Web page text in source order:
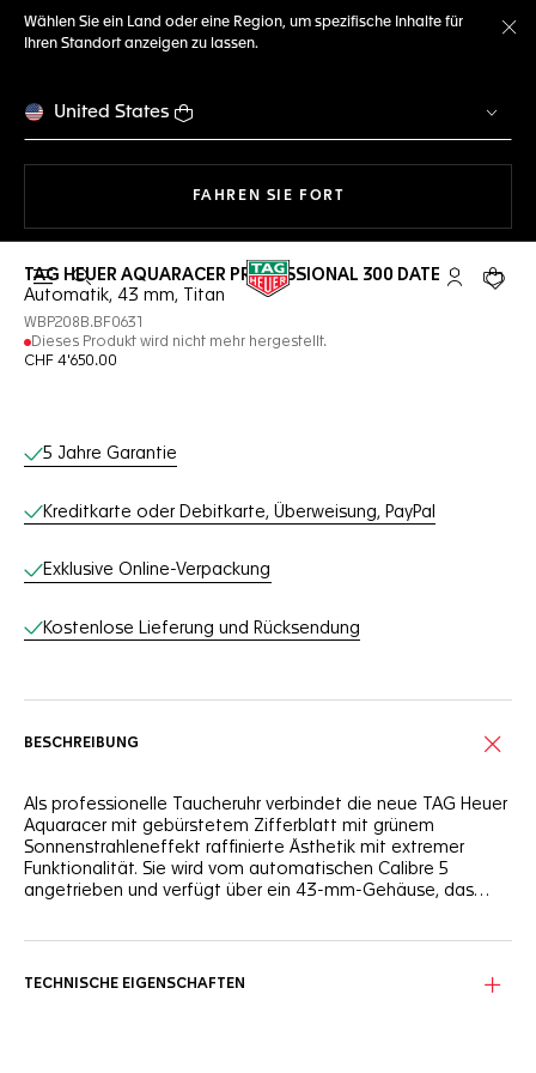
Wählen Sie ein Land oder eine Region, um spezifische Inhalte für
Ihren Standort anzeigen zu lassen.
United States
FAHREN SIE FORTMIT DER NAVIGATION
Suche öffnen My TAG
Ihr
TAG HEUER AQUARACER PROFESSIONAL 300 DATE
Automatik, 43 mm, Titan
WBP208B.BF0631
Dieses Produkt wird nicht mehr hergestellt.
CHF 4'650.00
Online-Services
5 Jahre Garantie
Kreditkarte oder Debitkarte, Überweisung, PayPal
Exklusive Online-Verpackung
Kostenlose Lieferung und Rücksendung
BESCHREIBUNG
Als professionelle Taucheruhr verbindet die neue TAG Heuer
Aquaracer mit gebürstetem Zifferblatt mit grünem
Sonnenstrahleneffekt raffinierte Ästhetik mit extremer
Funktionalität. Sie wird vom automatischen Calibre 5
angetrieben und verfügt über ein 43-mm-Gehäuse, das
einzigartigem sandgestrahltem Finish gefertigt.
TECHNISCHE EIGENSCHAFTEN